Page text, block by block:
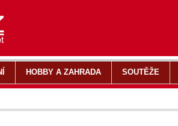
HOBBY A ZAHRADA SOUTĚŽE